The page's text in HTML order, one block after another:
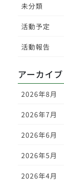
未分類
活動予定
活動報告
アーカイブ
2026年8月
2026年7月
2026年6月
2026年5月
2026年4月